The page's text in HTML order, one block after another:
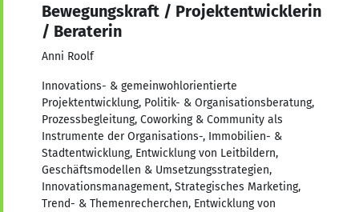
Bewegungskraft / Projektentwicklerin
/ Beraterin
Anni Roolf
Innovations- & gemeinwohlorientierte
Projektentwicklung, Politik- & Organisationsberatung,
Prozessbegleitung, Coworking & Community als
Instrumente der Organisations-, Immobilien- &
Stadtentwicklung, Entwicklung von Leitbildern,
Geschäftsmodellen & Umsetzungsstrategien,
Innovationsmanagement, Strategisches Marketing,
Trend- & Themenrecherchen, Entwicklung von